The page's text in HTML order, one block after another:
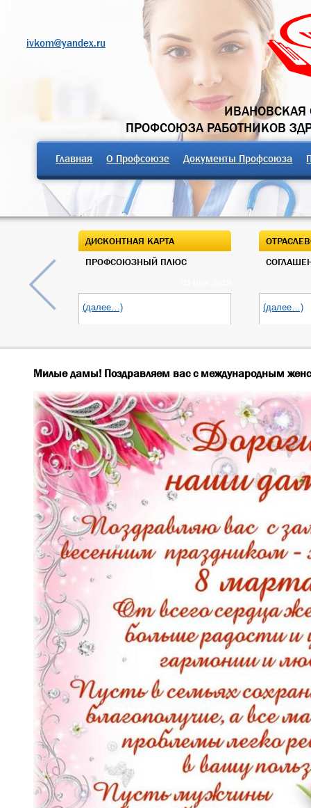
ivkom@yandex.ru
ИВАНОВСКАЯ
ПРОФСОЮЗА РАБОТНИКОВ
Главная О Профсоюзе Документы Профсоюза
ДИСКОНТНАЯ КАРТА
ПРОФСОЮЗНЫЙ ПЛЮС
(далее…) (далее…)
Милые дамы! Поздравляем вас с международным